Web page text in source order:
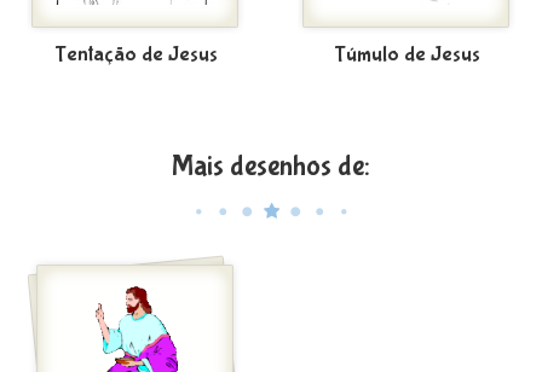
Tentação de Jesus Túmulo de Jesus
Mais desenhos de: